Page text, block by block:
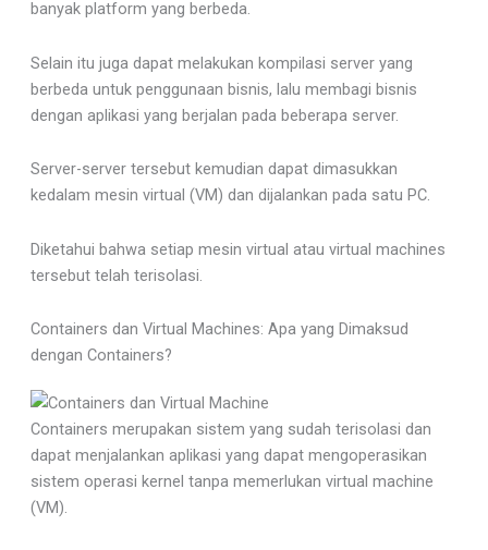
banyak platform yang berbeda.
Selain itu juga dapat melakukan kompilasi server yang
berbeda untuk penggunaan bisnis, lalu membagi bisnis
dengan aplikasi yang berjalan pada beberapa server.
Server-server tersebut kemudian dapat dimasukkan
kedalam mesin virtual (VM) dan dijalankan pada satu PC.
Diketahui bahwa setiap mesin virtual atau virtual machines
tersebut telah terisolasi.
Containers dan Virtual Machines: Apa yang Dimaksud
dengan Containers?
Containers merupakan sistem yang sudah terisolasi dan
dapat menjalankan aplikasi yang dapat mengoperasikan
sistem operasi kernel tanpa memerlukan virtual machine
(VM).